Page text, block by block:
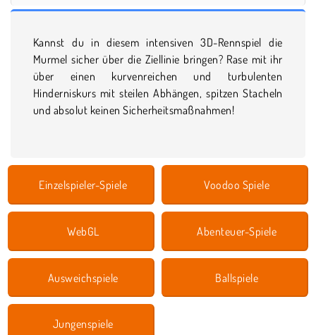
Kannst du in diesem intensiven 3D-Rennspiel die
Murmel sicher über die Ziellinie bringen? Rase mit ihr
über einen kurvenreichen und turbulenten
Hinderniskurs mit steilen Abhängen, spitzen Stacheln
und absolut keinen Sicherheitsmaßnahmen!
Einzelspieler-Spiele Voodoo Spiele
WebGL Abenteuer-Spiele
Ausweichspiele Ballspiele
Jungenspiele